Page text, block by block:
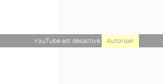
YouTube est désactivé. Autoriser